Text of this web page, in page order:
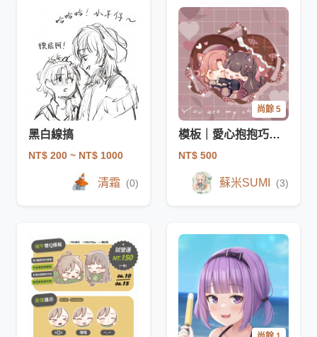
黑白線搞
NT$ 200 ~ NT$ 1000
清霜 (0)
尚餘 5
模板｜愛心抱抱巧克力
NT$ 500
蘇米SUMI (3)